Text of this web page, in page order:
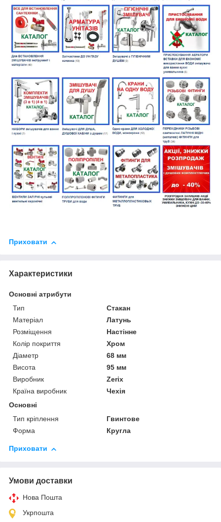
Приховати
Характеристики
Основні атрибути
Тип
Стакан
Матеріал
Латунь
Розміщення
Настінне
Колір покриття
Хром
Діаметр
68 мм
Висота
95 мм
Виробник
Zerix
Країна виробник
Чехія
Основні
Тип кріплення
Гвинтове
Форма
Кругла
Приховати
Умови доставки
Нова Пошта
Укрпошта